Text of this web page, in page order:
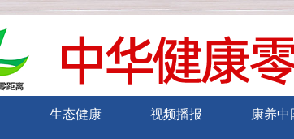
生态健康 视频播报 康养中